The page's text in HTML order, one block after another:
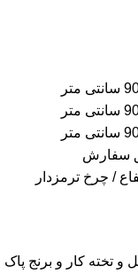
/ چرخ ترمزدار
و تخته کار و برنج پاک